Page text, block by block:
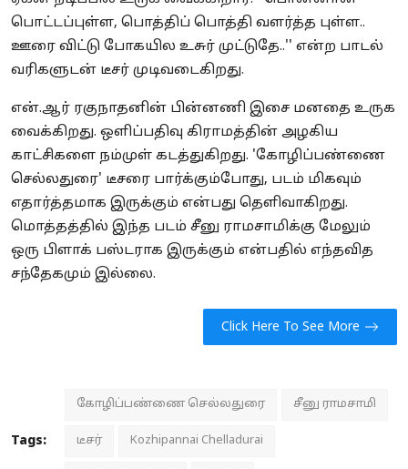
பொட்டப்புள்ள, பொத்திப் பொத்தி வளர்த்த புள்ள..
ஊரை விட்டு போகயில உசுர் முட்டுதே..'' என்ற பாடல்
வரிகளுடன் டீசர் முடிவடைகிறது.
என்.ஆர் ரகுநாதனின் பின்னணி இசை மனதை உருக
வைக்கிறது. ஒளிப்பதிவு கிராமத்தின் அழகிய
காட்சிகளை நம்முள் கடத்துகிறது. 'கோழிப்பண்ணை
செல்லதுரை' டீசரை பார்க்கும்போது, படம் மிகவும்
எதார்த்தமாக இருக்கும் என்பது தெளிவாகிறது.
மொத்தத்தில் இந்த படம் சீனு ராமசாமிக்கு மேலும்
ஒரு பிளாக் பஸ்டராக இருக்கும் என்பதில் எந்தவித
சந்தேகமும் இல்லை.
Click Here To See More
Tags:
கோழிப்பண்ணை செல்லதுரை சீனு ராமசாமி
டீசர் Kozhipannai Chelladurai